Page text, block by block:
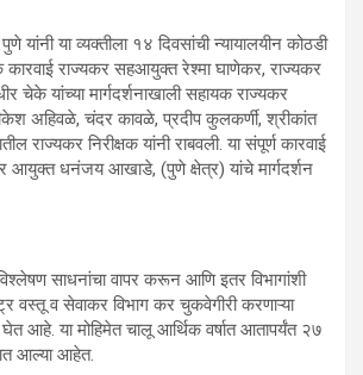
यांनी या व्यक्तीला १४ दिवसांची न्यायालयीन कोठडी
राज्यकर सहआयुक्त रेश्मा घाणेकर, राज्यकर
चेके यांच्या मार्गदर्शनाखाली सहायक राज्यकर
अहिवळे, चंदर कावळे, प्रदीप कुलकर्णी, श्रीकांत
राज्यकर निरीक्षक यांनी राबवली. या संपूर्ण कारवाई
आयुक्त धनंजय आखाडे, (पुणे क्षेत्र) यांचे मार्गदर्शन
साधनांचा वापर करून आणि इतर विभागांशी
वस्तू व सेवाकर विभाग कर चुकवेगीरी करणाऱ्या
घेत आहे. या मोहिमेत चालू आर्थिक वर्षात आतापर्यंत २७
आल्या आहेत.